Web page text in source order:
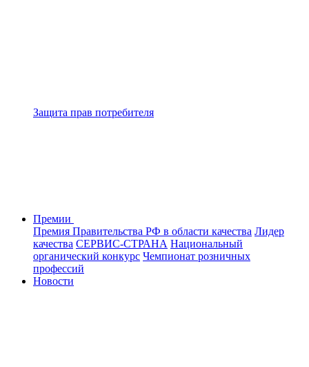
Защита прав потребителя
Премии
Премия Правительства РФ в области качества Лидер
качества СЕРВИС-СТРАНА Национальный
органический конкурс Чемпионат розничных
профессий
Новости